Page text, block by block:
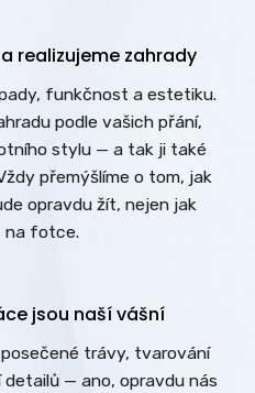
realizujeme zahrady
funkčnost a estetiku.
podle vašich přání,
stylu — a tak ji také
přemýšlíme o tom, jak
opravdu žít, nejen jak
na fotce.
jsou naší vášní
trávy, tvarování
detailů — ano, opravdu nás